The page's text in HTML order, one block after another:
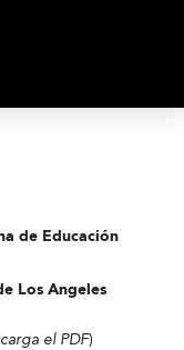
de Educación
Los Angeles
el PDF)